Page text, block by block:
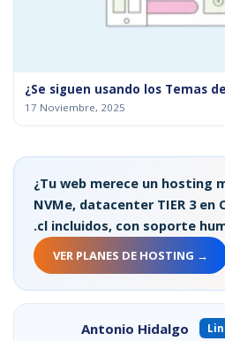
¿Se siguen usando los Temas
17 Noviembre, 2025
¿Tu web merece un hosting
NVMe, datacenter TIER 3 en
.cl incluidos, con soporte
VER PLANES DE HOSTING →
Antonio Hidalgo